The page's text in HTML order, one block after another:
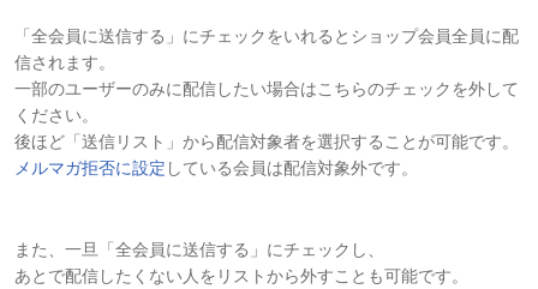
「全会員に送信する」にチェックをいれるとショップ会員全員に配
信されます。
一部のユーザーのみに配信したい場合はこちらのチェックを外して
ください。
後ほど「送信リスト」から配信対象者を選択することが可能です。
メルマガ拒否に設定 している会員は配信対象外です。
また、一旦「全会員に送信する」にチェックし、
あとで配信したくない人をリストから外すことも可能です。